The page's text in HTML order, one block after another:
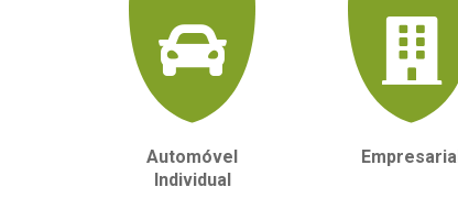
Automóvel
Individual
Empresarial